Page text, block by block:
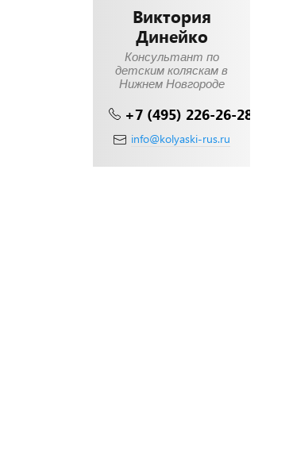
Виктория
Динейко
Консультант по
детским коляскам в
Нижнем Новгороде
+7 (495) 226-26-28
info@kolyaski-rus.ru